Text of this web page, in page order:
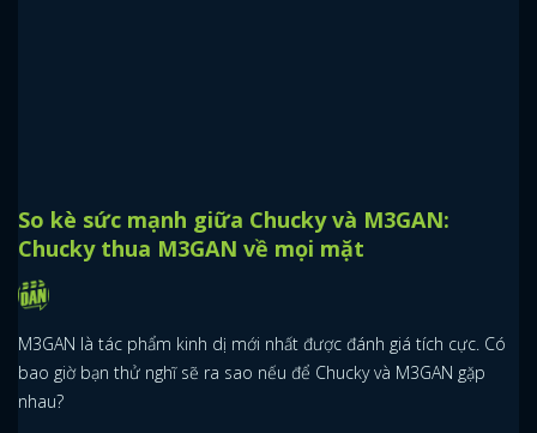
So kè sức mạnh giữa Chucky và M3GAN:
Chucky thua M3GAN về mọi mặt
M3GAN là tác phẩm kinh dị mới nhất được đánh giá tích cực. Có
bao giờ bạn thử nghĩ sẽ ra sao nếu để Chucky và M3GAN gặp
nhau?